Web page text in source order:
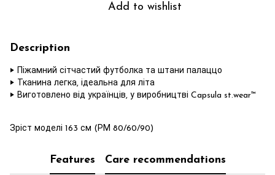
Add to wishlist
Description
‣ Піжамний сітчастий футболка та штани палаццо
‣ Тканина легка, ідеальна для літа
‣ Виготовлено від українців, у виробництві Capsula st.wear™
Зріст моделі 163 см (РМ 80/60/90)
Features Care recommendations